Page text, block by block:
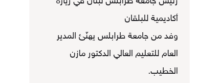
أكاديمية للبلقان
وفد من جامعة طرابلس يهنّئ المدير
العام للتعليم العالي الدكتور مازن
الخطيب.